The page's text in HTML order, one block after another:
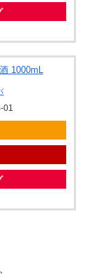
1000mL
01